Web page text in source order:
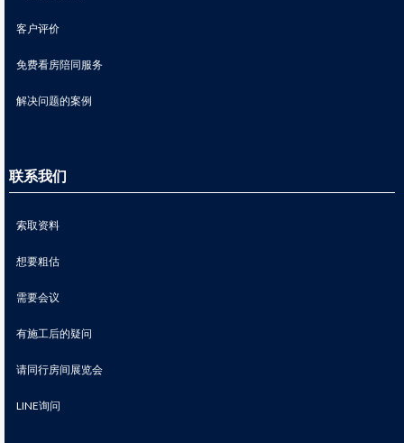
客户评价
免费看房陪同服务
解决问题的案例
联系我们
索取资料
想要粗估
需要会议
有施工后的疑问
请同行房间展览会
LINE询问